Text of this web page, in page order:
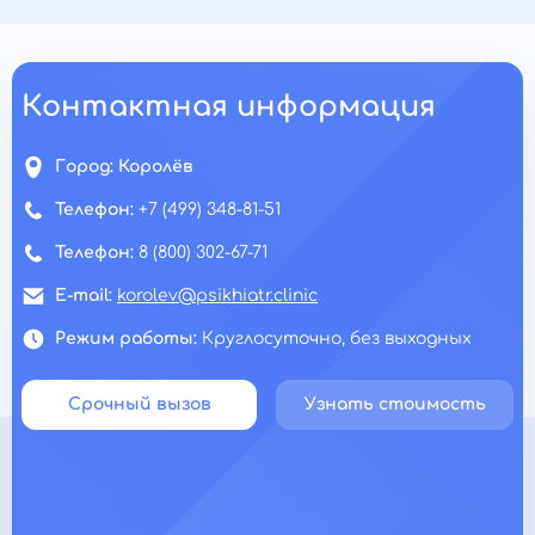
Контактная информация
Город: Королёв
Телефон: +7 (499) 348-81-51
Телефон: 8 (800) 302-67-71
E-mail: korolev@psikhiatr.clinic
Режим работы: Круглосуточно, без выходных
Срочный вызов Узнать стоимость